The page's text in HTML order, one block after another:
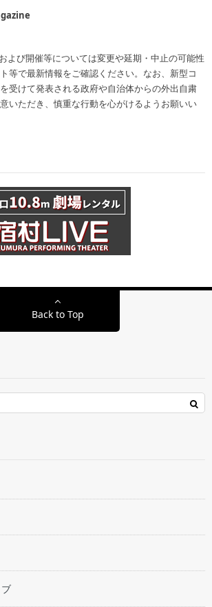
よび開催等については変更や延期・中止の可能性
等で最新情報をご確認ください。なお、新型コ
受けて発表される政府や自治体からの外出自粛
いただき、慎重な行動を心がけるようお願いい
Back to Top